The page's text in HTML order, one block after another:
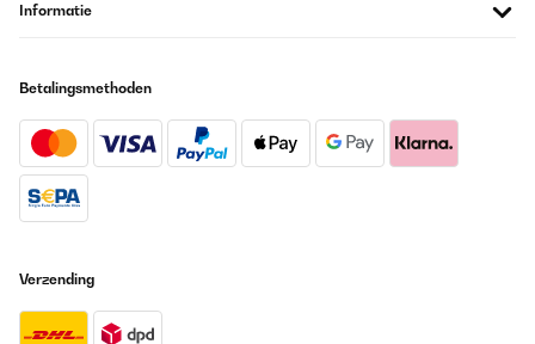
Gang in den Pool abduschen können, damit wir diesen dann
ok. Da die Dusche tut, was sie soll, habe ich nichts zu
Amazon-Benutzer
Vertaal
Assolutamente soddisfatto di questo acquisto! Presa per
montarla nel mio terrazzo e poter fare una doccia all'esterno di
Informatie
Betalingsmethoden
Verzending